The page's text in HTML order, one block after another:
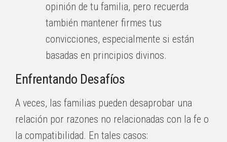
opinión de tu familia, pero recuerda
también mantener firmes tus
convicciones, especialmente si están
basadas en principios divinos.
Enfrentando Desafíos
A veces, las familias pueden desaprobar una
relación por razones no relacionadas con la fe o
la compatibilidad. En tales casos: